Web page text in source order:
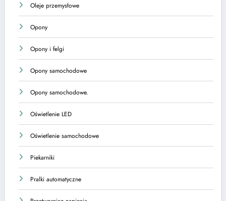
Oleje przemysłowe
Opony
Opony i felgi
Opony samochodowe
Opony samochodowe.
Oświetlenie LED
Oświetlenie samochodowe
Piekarniki
Pralki automatyczne